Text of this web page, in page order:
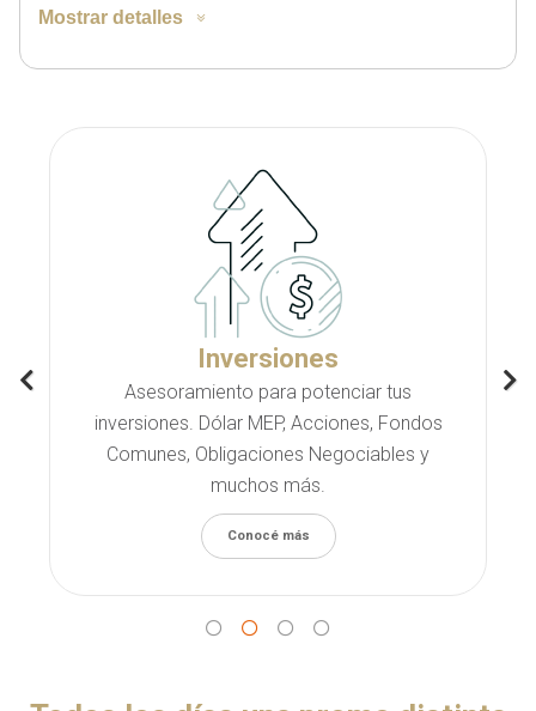
Mostrar detalles
Inversiones
Asesoramiento para potenciar tus
inversiones. Dólar MEP, Acciones, Fondos
Comunes, Obligaciones Negociables y
muchos más.
Conocé más